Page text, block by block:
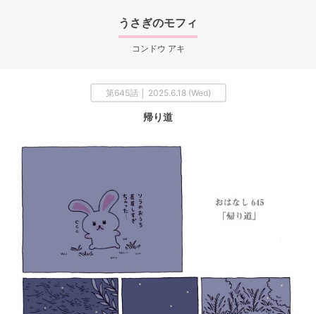
うさぎのモフィ
コンドウ アキ
第645話 │ 2025.6.18 (Wed)
帰り道